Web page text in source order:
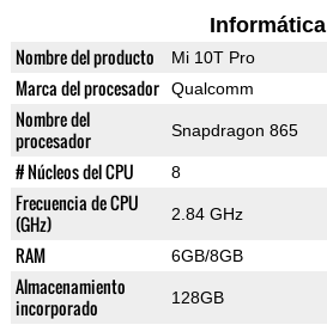
Informática
Nombre del producto Mi 10T Pro
Marca del procesador Qualcomm
Nombre del
procesador
Snapdragon 865
# Núcleos del CPU 8
Frecuencia de CPU
(GHz)
2.84 GHz
RAM 6GB/8GB
Almacenamiento
incorporado
128GB